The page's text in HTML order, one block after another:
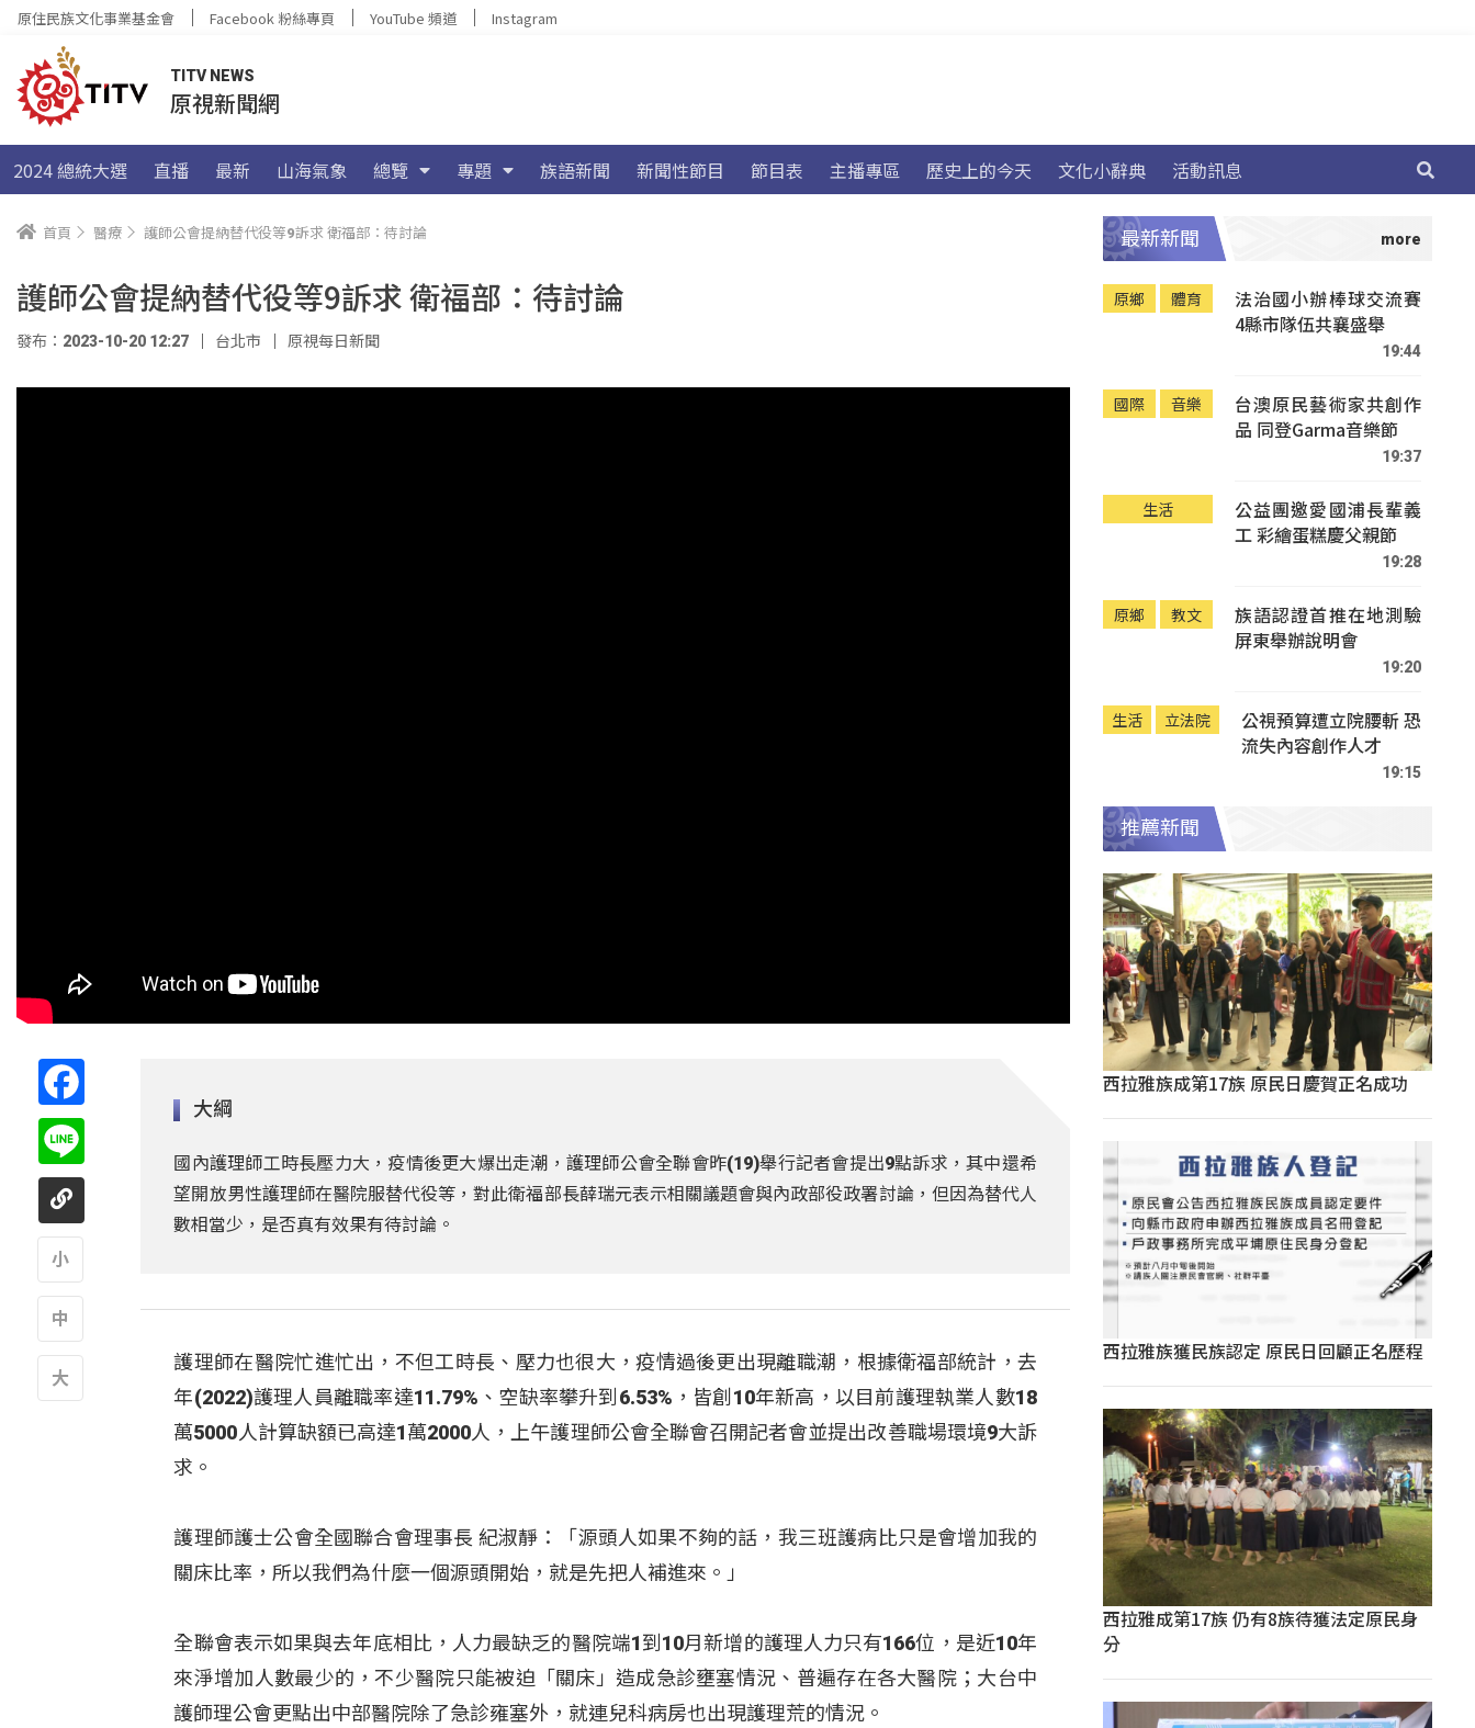
原住民族文化事業基金會 Facebook 粉絲專頁 YouTube 頻道 Instagram
TITV NEWS
原視新聞網
2024 總統大選 直播 最新 山海氣象 總覽 專題 族語新聞 新聞性節目 節目表 主播專區 歷史上的今天 文化小辭典 活動訊息
首頁 醫療 護師公會提納替代役等9訴求 衛福部：待討論
護師公會提納替代役等9訴求 衛福部：待討論
發布：2023-10-20 12:27 台北市 原視每日新聞
大綱
國內護理師工時長壓力大，疫情後更大爆出走潮，護理師公會全聯會昨(19)舉行記者會提出9點訴求，其中還希
望開放男性護理師在醫院服替代役等，對此衛福部長薛瑞元表示相關議題會與內政部役政署討論，但因為替代人
數相當少，是否真有效果有待討論。
護理師在醫院忙進忙出，不但工時長、壓力也很大，疫情過後更出現離職潮，根據衛福部統計，去
年(2022)護理人員離職率達11.79%、空缺率攀升到6.53%，皆創10年新高，以目前護理執業人數18
萬5000人計算缺額已高達1萬2000人，上午護理師公會全聯會召開記者會並提出改善職場環境9大訴
求。
護理師護士公會全國聯合會理事長 紀淑靜：「源頭人如果不夠的話，我三班護病比只是會增加我的
關床比率，所以我們為什麼一個源頭開始，就是先把人補進來。」
全聯會表示如果與去年底相比，人力最缺乏的醫院端1到10月新增的護理人力只有166位，是近10年
來淨增加人數最少的，不少醫院只能被迫「關床」造成急診壅塞情況、普遍存在各大醫院；大台中
護師理公會更點出中部醫院除了急診雍塞外，就連兒科病房也出現護理荒的情況。
最新新聞
原鄉 體育
法治國小辦棒球交流賽
4縣市隊伍共襄盛舉
19:44
國際 音樂
台澳原民藝術家共創作
品 同登Garma音樂節
19:37
生活
公益團邀愛國浦長輩義
工 彩繪蛋糕慶父親節
19:28
原鄉 教文
族語認證首推在地測驗
屏東舉辦說明會
19:20
生活 立法院
公視預算遭立院腰斬 恐
流失內容創作人才
19:15
推薦新聞
西拉雅族成第17族 原民日慶賀正名成功
西拉雅族獲民族認定 原民日回顧正名歷程
西拉雅成第17族 仍有8族待獲法定原民身
分